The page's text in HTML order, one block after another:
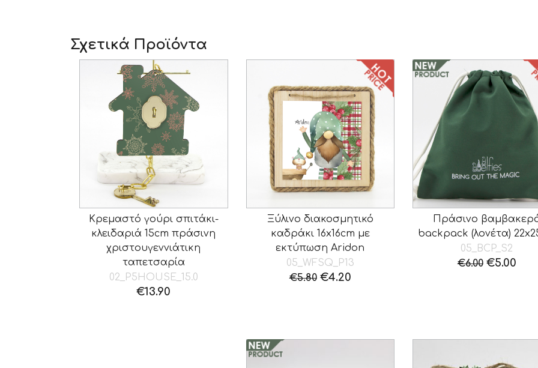
Σχετικά Προϊόντα
Κρεμαστό γούρι σπιτάκι-
κλειδαριά 15cm πράσινη
χριστουγεννιάτικη
ταπετσαρία
02_P5HOUSE_15.0
€13.90
Ξύλινο διακοσμητικό
καδράκι 16x16cm με
εκτύπωση Aridon
05_WFSQ_P13
€5.80 Original
€4.20Η
Πράσινο
backpack (λονέτα)
05_BCP_S2
€6.00 Original
€5.00Η